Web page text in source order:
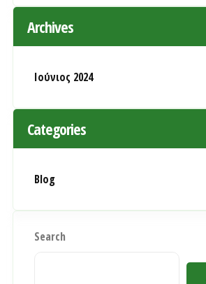
Archives
Ιούνιος 2024
Categories
Blog
Search